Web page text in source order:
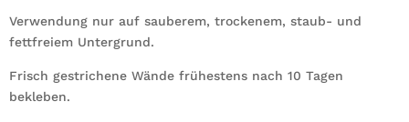
Verwendung nur auf sauberem, trockenem, staub- und
fettfreiem Untergrund.
Frisch gestrichene Wände frühestens nach 10 Tagen
bekleben.